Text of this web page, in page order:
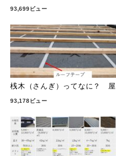
93,699ビュー
桟木（さんぎ）ってなに？
93,178ビュー